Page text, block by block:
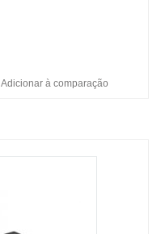
Adicionar à comparação